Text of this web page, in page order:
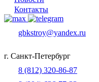
Контакты
gbkstroy@yandex.ru
г. Санкт-Петербург
8 (812) 320-86-87